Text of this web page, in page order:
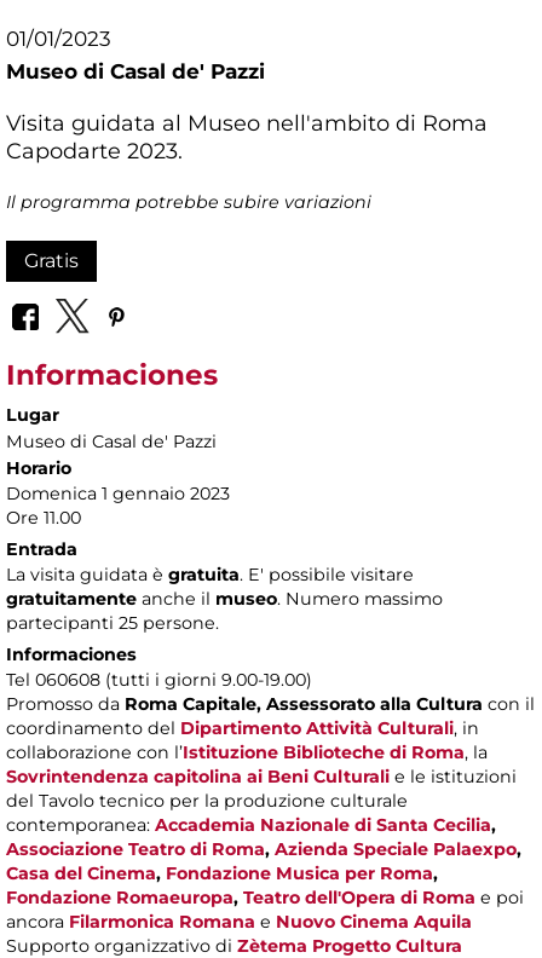
01/01/2023
Museo di Casal de' Pazzi
Visita guidata al Museo nell'ambito di Roma
Capodarte 2023.
Il programma potrebbe subire variazioni
Gratis
Informaciones
Lugar
Museo di Casal de' Pazzi
Horario
Domenica 1 gennaio 2023
Ore 11.00
Entrada
La visita guidata è gratuita. E' possibile visitare
gratuitamente anche il museo. Numero massimo
partecipanti 25 persone.
Informaciones
Tel 060608 (tutti i giorni 9.00-19.00)
Promosso da Roma Capitale, Assessorato alla Cultura con il
coordinamento del Dipartimento Attività Culturali, in
collaborazione con l’Istituzione Biblioteche di Roma, la
Sovrintendenza capitolina ai Beni Culturali e le istituzioni
del Tavolo tecnico per la produzione culturale
contemporanea: Accademia Nazionale di Santa Cecilia,
Associazione Teatro di Roma, Azienda Speciale Palaexpo,
Casa del Cinema, Fondazione Musica per Roma,
Fondazione Romaeuropa, Teatro dell'Opera di Roma e poi
ancora Filarmonica Romana e Nuovo Cinema Aquila
Supporto organizzativo di Zètema Progetto Cultura